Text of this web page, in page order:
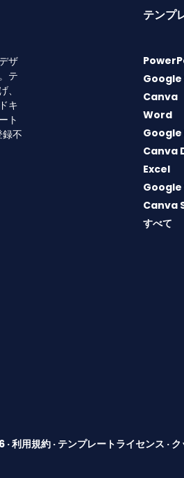
ザ
テ
キ
ト
不
テンプ
Google
Canva
Word
Google
Canva
Excel
Canva
すべて
·利用規約 · テンプレートライセンス ·